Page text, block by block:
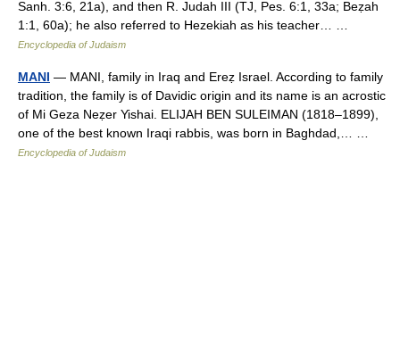
Sanh. 3:6, 21a), and then R. Judah III (TJ, Pes. 6:1, 33a; Beẓah
1:1, 60a); he also referred to Hezekiah as his teacher… …
Encyclopedia of Judaism
MANI — MANI, family in Iraq and Ereẓ Israel. According to family
tradition, the family is of Davidic origin and its name is an acrostic
of Mi Geza Neẓer Yishai. ELIJAH BEN SULEIMAN (1818–1899),
one of the best known Iraqi rabbis, was born in Baghdad,… …
Encyclopedia of Judaism